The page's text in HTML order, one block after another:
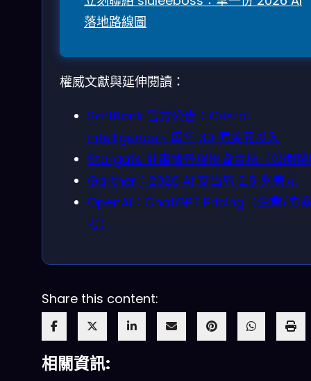
落地路線圖
權威文獻與延伸閱讀：
SoftBank 官方公告：Cristal
intelligence、每年 30 億美元投入
Stargate 計畫背景與投資目標（公開整
Gartner：2026 AI 支出約 2.5 兆美元
OpenAI：ChatGPT Pricing（企業/方
考）
Share this content:
相關資訊: